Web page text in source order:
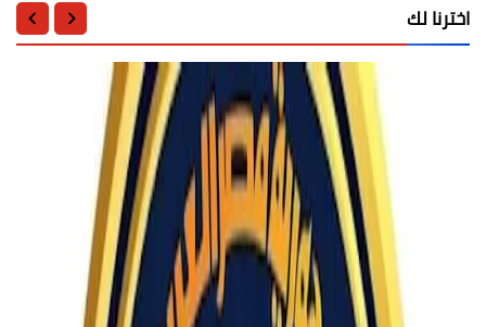
اخترنا لك